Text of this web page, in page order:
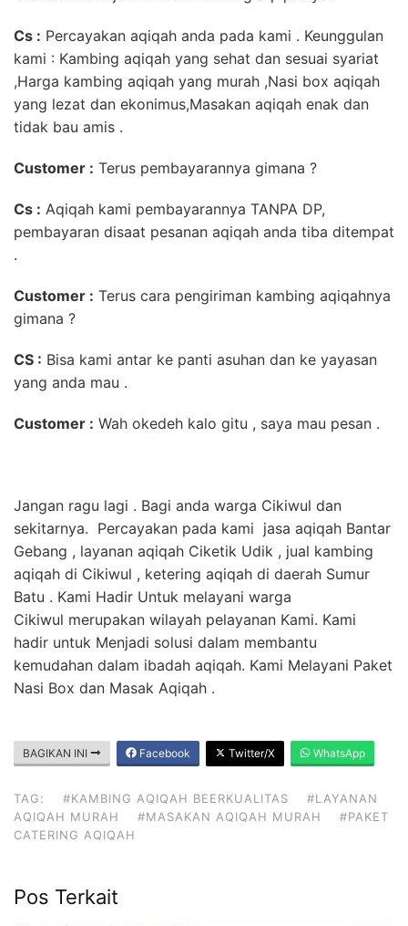
Cs : Percayakan aqiqah anda pada kami . Keunggulan
kami : Kambing aqiqah yang sehat dan sesuai syariat
,Harga kambing aqiqah yang murah ,Nasi box aqiqah
yang lezat dan ekonimus,Masakan aqiqah enak dan
tidak bau amis .
Customer : Terus pembayarannya gimana ?
Cs : Aqiqah kami pembayarannya TANPA DP,
pembayaran disaat pesanan aqiqah anda tiba ditempat
.
Customer : Terus cara pengiriman kambing aqiqahnya
gimana ?
CS : Bisa kami antar ke panti asuhan dan ke yayasan
yang anda mau .
Customer : Wah okedeh kalo gitu , saya mau pesan .
Jangan ragu lagi . Bagi anda warga Cikiwul dan
sekitarnya. Percayakan pada kami jasa aqiqah Bantar
Gebang , layanan aqiqah Ciketik Udik , jual kambing
aqiqah di Cikiwul , ketering aqiqah di daerah Sumur
Batu . Kami Hadir Untuk melayani warga
Cikiwul merupakan wilayah pelayanan Kami. Kami
hadir untuk Menjadi solusi dalam membantu
kemudahan dalam ibadah aqiqah. Kami Melayani Paket
Nasi Box dan Masak Aqiqah .
BAGIKAN INI Facebook Twitter/X WhatsApp
TAG: #KAMBING AQIQAH BEERKUALITAS
#LAYANAN
AQIQAH MURAH
#MASAKAN AQIQAH MURAH
#PAKET
CATERING AQIQAH
Pos Terkait